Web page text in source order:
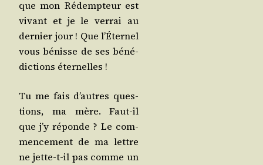
que mon Rédemp­teur est
vivant et je le ver­rai au
der­nier jour ! Que l’É­ter­nel
vous bénisse de ses béné­
dic­tions éternelles !
Tu me fais d’autres ques­
tions, ma mère. Faut-il
que j’y réponde ? Le com­
men­ce­ment de ma lettre
ne jette-t-il pas comme un